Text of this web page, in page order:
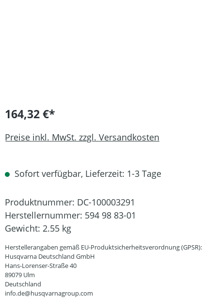
164,32 €*
Preise inkl. MwSt. zzgl. Versandkosten
Sofort verfügbar, Lieferzeit: 1-3 Tage
Produktnummer: DC-100003291
Herstellernummer: 594 98 83-01
Gewicht: 2.55 kg
Herstellerangaben gemäß EU-Produktsicherheitsverordnung (GPSR):
Husqvarna Deutschland GmbH
Hans-Lorenser-Straße 40
89079 Ulm
Deutschland
info.de@husqvarnagroup.com